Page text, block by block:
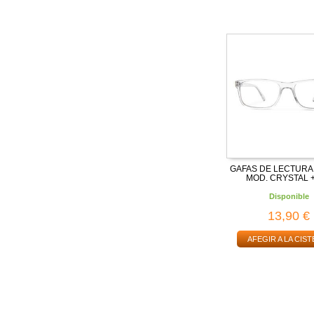
GAFAS DE
MOD. CRYSTAL
Disponible
13,90 €
AFEGIR A LA